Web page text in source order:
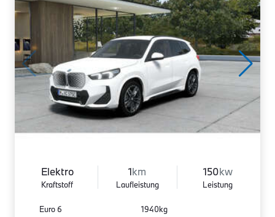
Elektro
Kraftstoff
1km
Laufleistung
150kw
Leistung
Euro 6
1940kg